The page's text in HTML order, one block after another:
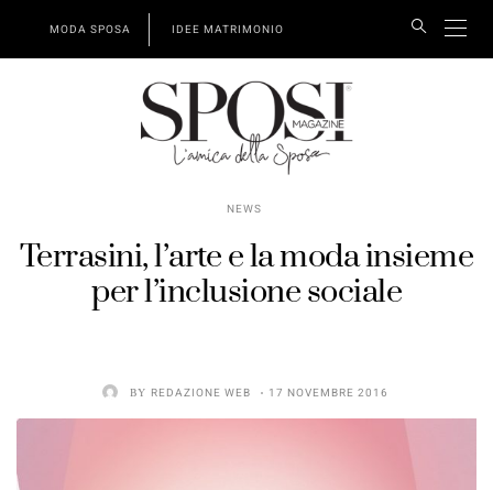
MODA SPOSA IDEE MATRIMONIO
NEWS
Terrasini, l’arte e la moda insieme
per l’inclusione sociale
BY REDAZIONE WEB 17 NOVEMBRE 2016